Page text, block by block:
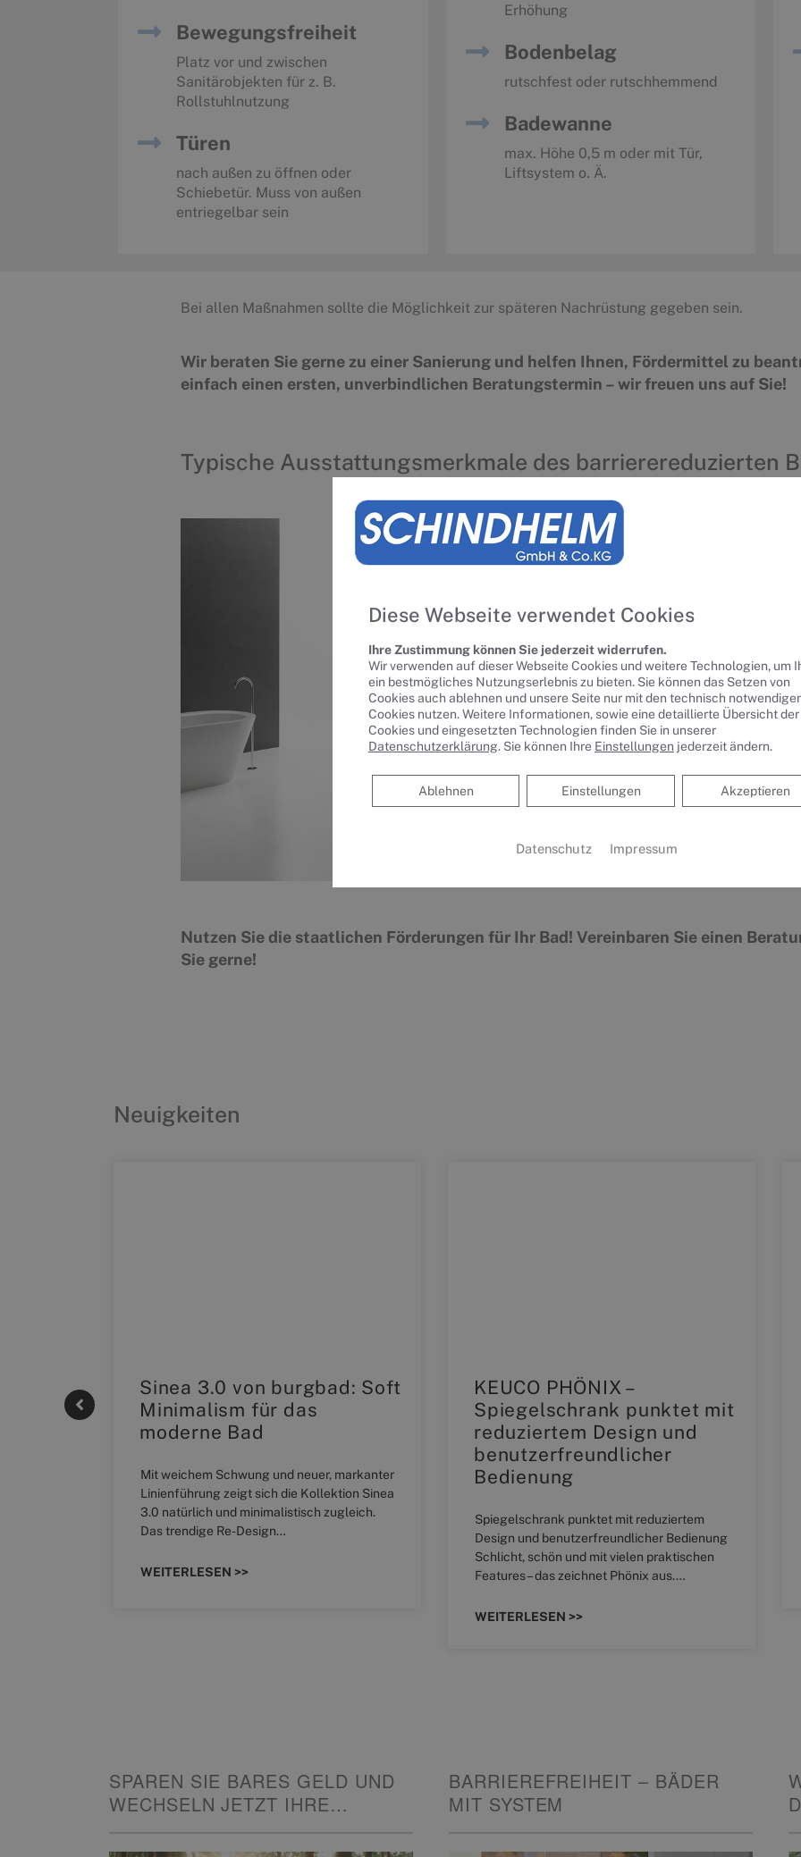
Bewegungsfreiheit
Platz vor und zwischen
Sanitärobjekten für z. B.
Rollstuhlnutzung
Türen
nach außen zu öffnen oder
Schiebetür. Muss von außen
entriegelbar sein
Erhöhung
Bodenbelag
rutschfest oder rutschhemmend
Badewanne
max. Höhe 0,5 m oder mit Tür,
Liftsystem o. Ä.
Bei allen Maßnahmen sollte die Möglichkeit zur späteren Nachrüstung gegeben sein.
Wir beraten Sie gerne zu einer Sanierung und helfen Ihnen, Fördermittel zu
einfach einen ersten, unverbindlichen Beratungstermin – wir freuen uns auf Sie!
Typische Ausstattungsmerkmale des barrierereduzierten
Schwellenlose Türen die nach außen öffnen
ausreichender Einstiegsbreite
Waschtisch flach und unterfahrbar, Höhe
Halte-, Stütz- und Klappgriffe,
Armaturen
Behindertengerechte Dusche: schwellenlos
Kontrastreiche Gestaltung in Material und
Erhöht angebrachtes behindertengerechtes
Niedrig angebrachte Spiegel und
Nutzen Sie die staatlichen Förderungen für Ihr Bad! Vereinbaren Sie einen
Sie gerne!
Neuigkeiten
Sinea 3.0 von burgbad: Soft
Minimalism für das
moderne Bad
Mit weichem Schwung und neuer, markanter
Linienführung zeigt sich die Kollektion Sinea
3.0 natürlich und minimalistisch zugleich.
Das trendige Re-Design…
WEITERLESEN >>
KEUCO PHÖNIX –
Spiegelschrank punktet mit
reduziertem Design und
benutzerfreundlicher
Bedienung
Spiegelschrank punktet mit reduziertem
Design und benutzerfreundlicher Bedienung
Schlicht, schön und mit vielen praktischen
Features – das zeichnet Phönix aus.…
WEITERLESEN >>
SPAREN SIE BARES GELD UND
WECHSELN JETZT IHRE
BARRIEREFREIHEIT – BÄDER
MIT SYSTEM
Diese Webseite verwendet Cookies
Ihre Zustimmung können Sie jederzeit widerrufen.
Wir verwenden auf dieser Webseite Cookies und weitere Technologien, um
ein bestmögliches Nutzungserlebnis zu bieten. Sie können das Setzen von
Cookies auch ablehnen und unsere Seite nur mit den technisch
Cookies nutzen. Weitere Informationen, sowie eine detaillierte Übersicht der
Cookies und eingesetzten Technologien finden Sie in unserer
Datenschutzerklärung. Sie können Ihre Einstellungen jederzeit ändern.
Akzeptieren
Einstellungen
Ablehnen
Ablehnen
Datenschutz Impressum